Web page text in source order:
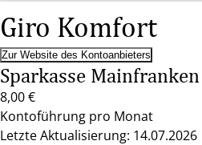
Giro Komfort
Zur Website des Kontoanbieters
Sparkasse
8,00 €
Kontoführung pro Monat
Letzte Aktualisierung: 14.07.2026